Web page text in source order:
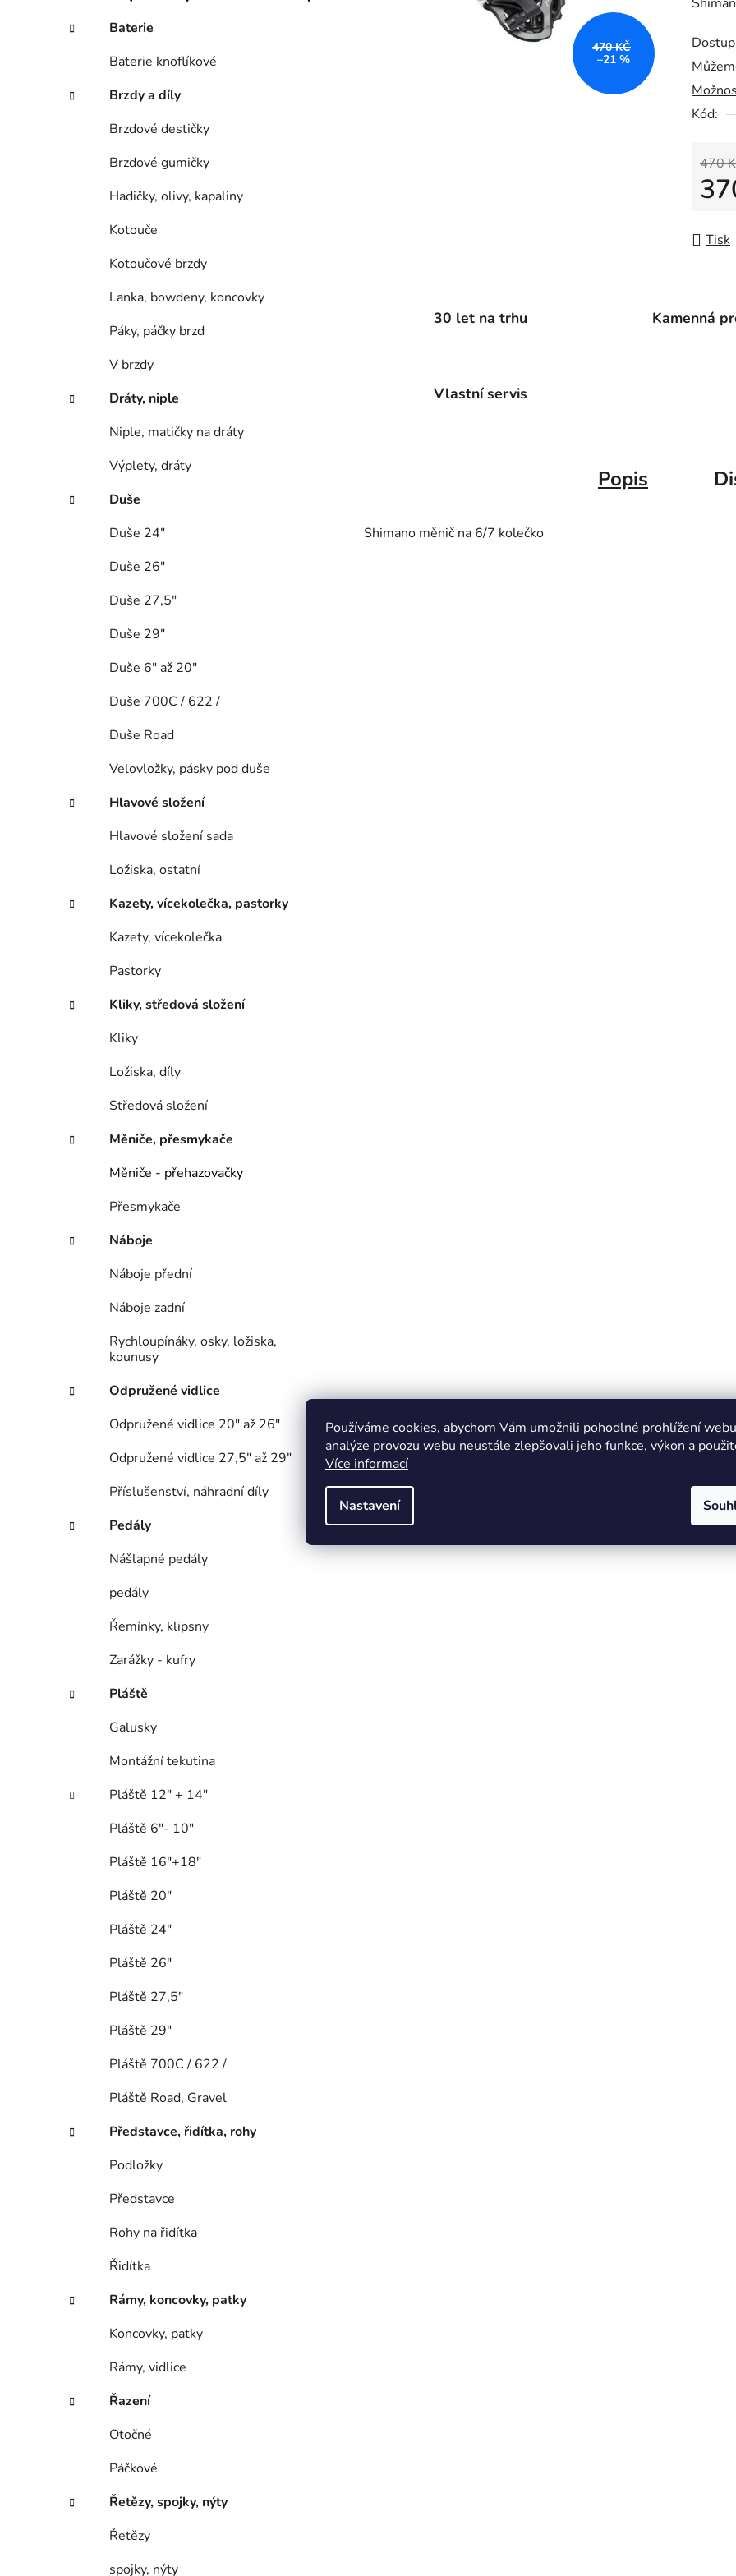
Používáme cookies, abychom Vám umožnili pohodlné prohlížení
analýze provozu webu neustále zlepšovali jeho funkce, výkon a
Více informací
Nastavení
í
n
e
Baterie
Baterie knoflíkové
Brzdy a díly
Brzdové destičky
Brzdové gumičky
Hadičky, olivy, kapaliny
Kotouče
Kotoučové brzdy
Lanka, bowdeny, koncovky
Páky, páčky brzd
V brzdy
Dráty, niple
Niple, matičky na dráty
Výplety, dráty
Duše
Duše 24"
Duše 26"
Duše 27,5"
Duše 29"
Duše 6" až 20"
Duše 700C / 622 /
Duše Road
Velovložky, pásky pod duše
Hlavové složení
Hlavové složení sada
Ložiska, ostatní
Kazety, vícekolečka, pastorky
Kazety, vícekolečka
Pastorky
Kliky, středová složení
Kliky
Ložiska, díly
Středová složení
Měniče, přesmykače
Měniče - přehazovačky
Přesmykače
Náboje
Náboje přední
Náboje zadní
Rychloupínáky, osky, ložiska,
kounusy
Odpružené vidlice
Odpružené vidlice 20" až 26"
Odpružené vidlice 27,5" až 29"
Příslušenství, náhradní díly
Pedály
Nášlapné pedály
pedály
Řemínky, klipsny
Zarážky - kufry
Pláště
Galusky
Montážní tekutina
Pláště 12" + 14"
Pláště 6"- 10"
Pláště 16"+18"
Pláště 20"
Pláště 24"
Pláště 26"
Pláště 27,5"
Pláště 29"
Pláště 700C / 622 /
Pláště Road, Gravel
Představce, řidítka, rohy
Podložky
Představce
Rohy na řidítka
Řidítka
Rámy, koncovky, patky
Koncovky, patky
Rámy, vidlice
Řazení
Otočné
Páčkové
Řetězy, spojky, nýty
Řetězy
spojky, nýty
0,0
z
5
Kód:
470
Tisk
470 KČ
–21 %
30 let na trhu Kamenná
Vlastní servis
Popis
Shimano měnič na 6/7 kolečko